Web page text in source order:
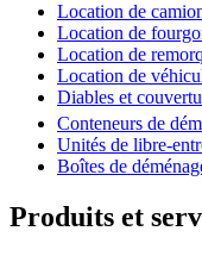
Location de
Location de
Location de
Location de
Diables et
Conteneurs de
Unités de libre-
Boîtes de
Produits et